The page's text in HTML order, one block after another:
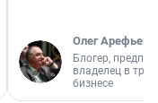
Олег Арефьев
Блогер,
владелец в
бизнесе